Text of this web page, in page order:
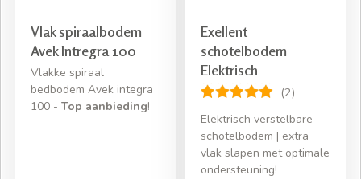
Vlak spiraalbodem
Avek Intregra 100
Vlakke spiraal
bedbodem Avek integra
100 - Top aanbieding!
Exellent
schotelbodem
Elektrisch
(2)
Elektrisch verstelbare
schotelbodem | extra
vlak slapen met optimale
ondersteuning!